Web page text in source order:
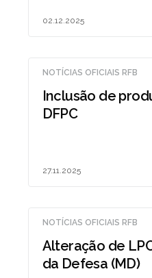
02.12.2025
NOTÍCIAS OFICIAIS RFB
Inclusão de
DFPC
27.11.2025
NOTÍCIAS OFICIAIS RFB
Alteração de
da Defesa (MD)